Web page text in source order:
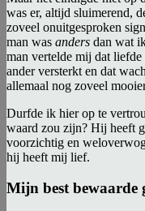
was er, altijd sluimerend,
zoveel onuitgesproken
man was anders dan wat
man vertelde mij dat liefde
ander versterkt en dat
allemaal nog zoveel
Durfde ik hier op te
waard zou zijn? Hij heeft
voorzichtig en
hij heeft mij lief.
Mijn best bewaarde